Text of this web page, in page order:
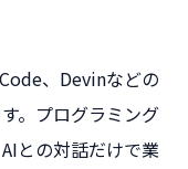
、Devinなどの
。プログラミング
との対話だけで業